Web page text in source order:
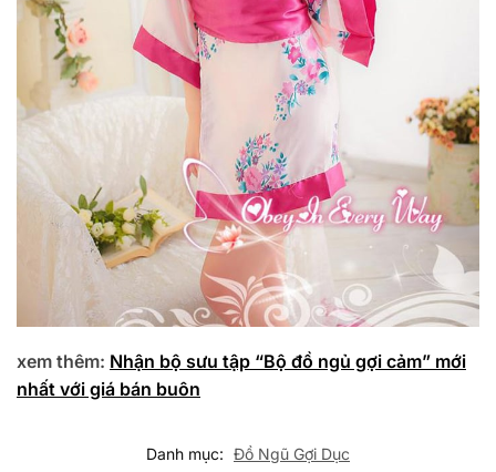
xem thêm: Nhận bộ sưu tập “Bộ đồ ngủ gợi cảm” mới
nhất với giá bán buôn
Danh mục: Đồ Ngũ Gợi Dục